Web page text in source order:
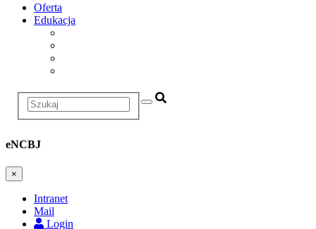
Oferta
Edukacja
Szukaj
eNCBJ
×
Intranet
Mail
Login